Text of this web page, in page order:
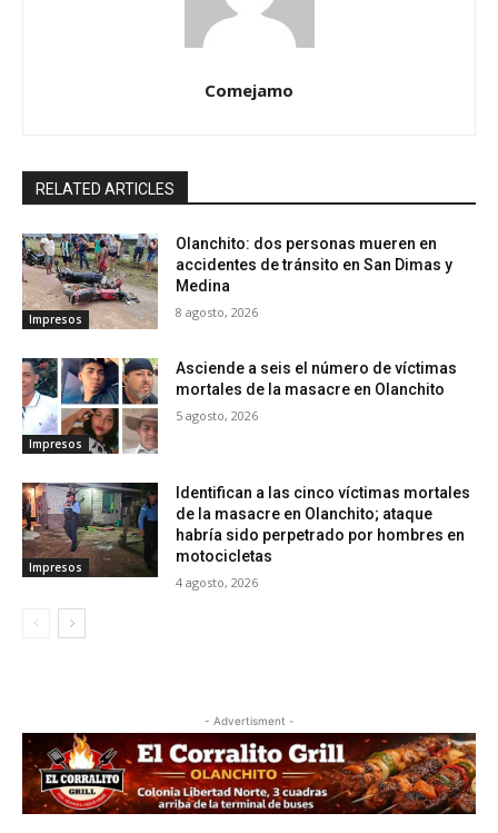
Comejamo
RELATED ARTICLES
Impresos
Olanchito: dos personas mueren en
accidentes de tránsito en San Dimas y
Medina
8 agosto, 2026
Impresos
Asciende a seis el número de víctimas
mortales de la masacre en Olanchito
5 agosto, 2026
Impresos
Identifican a las cinco víctimas mortales
de la masacre en Olanchito; ataque
habría sido perpetrado por hombres en
motocicletas
4 agosto, 2026
- Advertisment -